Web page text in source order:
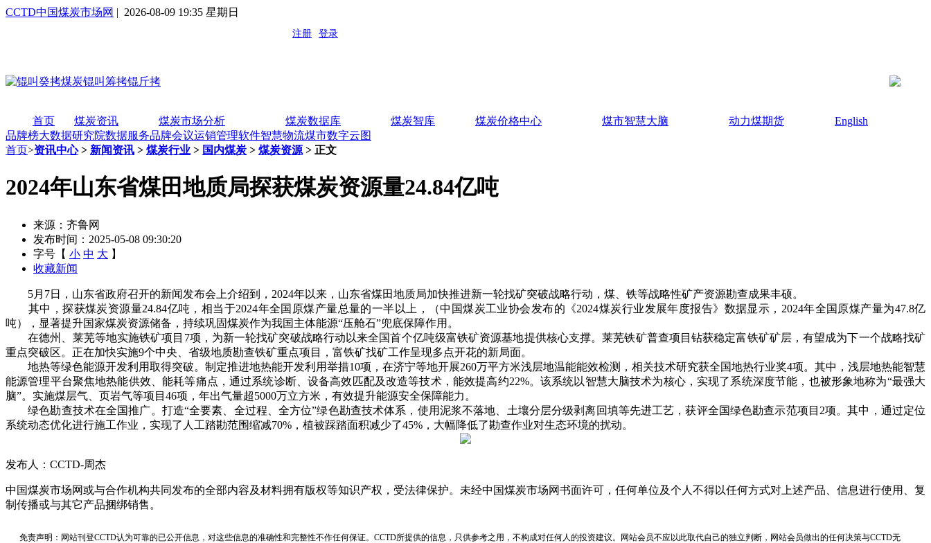
CCTD中国煤炭市场网 | 2026-08-09 19:35 星期日
首页 煤炭资讯 煤炭市场分析 煤炭数据库 煤炭智库 煤炭价格中心 煤市智慧大脑 动力煤期货
English
品牌榜大数据研究院数据服务品牌会议运销管理软件智慧物流煤市数字云图
首页>资讯中心> 新闻资讯 > 煤炭行业 > 国内煤炭 > 煤炭资源 > 正文
2024年山东省煤田地质局探获煤炭资源量24.84亿吨
来源：齐鲁网
发布时间：2025-05-08 09:30:20
字号【 小 中 大 】
收藏新闻
5月7日，山东省政府召开的新闻发布会上介绍到，2024年以来，山东省煤田地质局加快推进新一轮找矿突破战略行动，煤、铁等战略性矿产资源勘查成果丰硕。
其中，探获煤炭资源量24.84亿吨，相当于2024年全国原煤产量总量的一半以上，（中国煤炭工业协会发布的《2024煤炭行业发展年度报告》数据显示，2024年全国原煤产量为47.8亿
吨），显著提升国家煤炭资源储备，持续巩固煤炭作为我国主体能源“压舱石”兜底保障作用。
在德州、莱芜等地实施铁矿项目7项，为新一轮找矿突破战略行动以来全国首个亿吨级富铁矿资源基地提供核心支撑。莱芜铁矿普查项目钻获稳定富铁矿矿层，有望成为下一个战略找矿
重点突破区。正在加快实施9个中央、省级地质勘查铁矿重点项目，富铁矿找矿工作呈现多点开花的新局面。
地热等绿色能源开发利用取得突破。制定推进地热能开发利用举措10项，在济宁等地开展260万平方米浅层地温能能效检测，相关技术研究获全国地热行业奖4项。其中，浅层地热能智慧
能源管理平台聚焦地热能供效、能耗等痛点，通过系统诊断、设备高效匹配及改造等技术，能效提高约22%。该系统以智慧大脑技术为核心，实现了系统深度节能，也被形象地称为“最强大
脑”。实施煤层气、页岩气等项目46项，年出气量超5000万立方米，有效提升能源安全保障能力。
绿色勘查技术在全国推广。打造“全要素、全过程、全方位”绿色勘查技术体系，使用泥浆不落地、土壤分层分级剥离回填等先进工艺，获评全国绿色勘查示范项目2项。其中，通过定位
系统动态优化进行施工作业，实现了人工踏勘范围缩减70%，植被踩踏面积减少了45%，大幅降低了勘查作业对生态环境的扰动。
发布人：CCTD-周杰
中国煤炭市场网或与合作机构共同发布的全部内容及材料拥有版权等知识产权，受法律保护。未经中国煤炭市场网书面许可，任何单位及个人不得以任何方式对上述产品、信息进行使用、复
制传播或与其它产品捆绑销售。
免责声明：网站刊登CCTD认为可靠的已公开信息，对这些信息的准确性和完整性不作任何保证。CCTD所提供的信息，只供参考之用，不构成对任何人的投资建议。网站会员不应以此取代自己的独立判断，网站会员做出的任何决策与CCTD无